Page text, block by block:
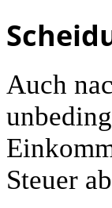
Auch
Steuer